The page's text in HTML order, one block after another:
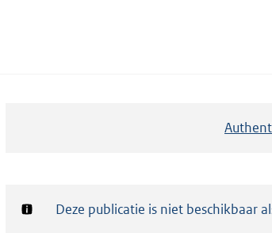
Notificatie:
Deze publicatie is niet beschikbaar